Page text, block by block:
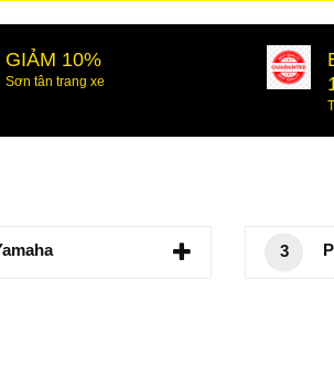
GIẢM 10%
Sơn tân trang xe
3